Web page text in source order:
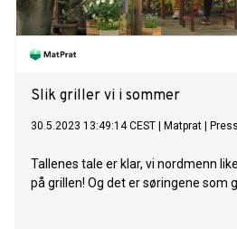
Slik griller vi i sommer
30.5.2023 13:49:14 CEST Matprat
Tallenes tale er klar, vi nordmenn
på grillen! Og det er søringene som